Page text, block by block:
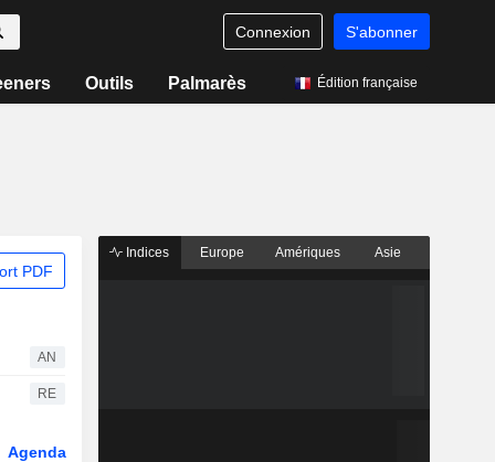
Connexion S'abonner
Outils Palmarès Édition française
PDF
AN
RE
Agenda
Indices Europe Amériques Asie